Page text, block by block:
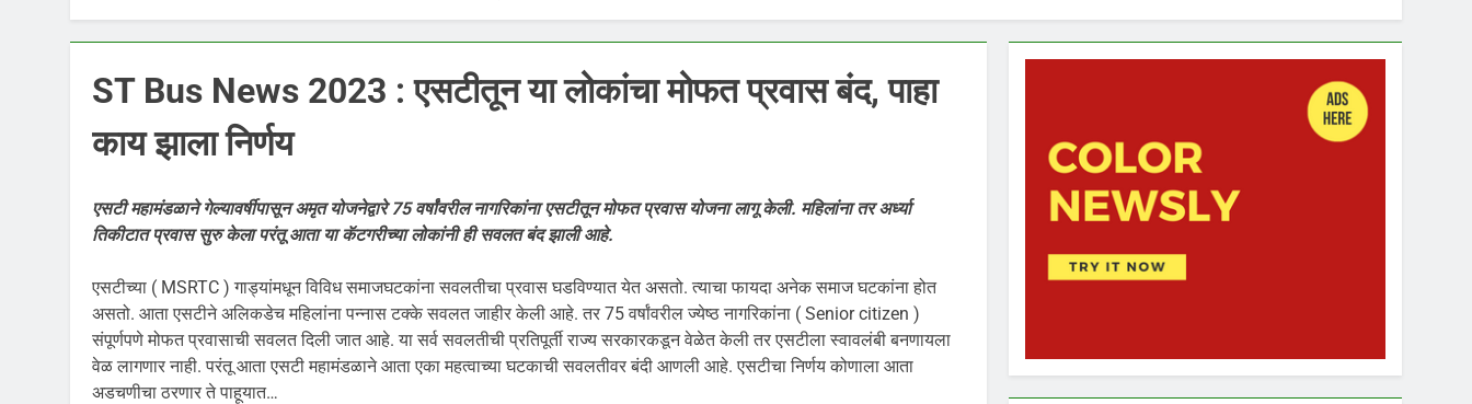
ST Bus News 2023 : एसटीतून या लोकांचा मोफत प्रवास बंद, पाहा
काय झाला निर्णय
एसटी महामंडळाने गेल्यावर्षीपासून अमृत योजनेद्वारे 75 वर्षांवरील नागरिकांना एसटीतून मोफत प्रवास योजना लागू केली. महिलांना तर अर्ध्या
तिकीटात प्रवास सुरु केला परंतू आता या कॅटगरीच्या लोकांनी ही सवलत बंद झाली आहे.
एसटीच्या ( MSRTC ) गाड्यांमधून विविध समाजघटकांना सवलतीचा प्रवास घडविण्यात येत असतो. त्याचा फायदा अनेक समाज घटकांना होत
असतो. आता एसटीने अलिकडेच महिलांना पन्नास टक्के सवलत जाहीर केली आहे. तर 75 वर्षांवरील ज्येष्ठ नागरिकांना ( Senior citizen )
संपूर्णपणे मोफत प्रवासाची सवलत दिली जात आहे. या सर्व सवलतीची प्रतिपूर्ती राज्य सरकारकडून वेळेत केली तर एसटीला स्वावलंबी बनणायला
वेळ लागणार नाही. परंतू आता एसटी महामंडळाने आता एका महत्वाच्या घटकाची सवलतीवर बंदी आणली आहे. एसटीचा निर्णय कोणाला आता
अडचणीचा ठरणार ते पाहूयात…